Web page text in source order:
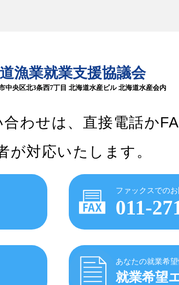
漁業就業支援協議会
中央区北3条西7丁目 北海道水産ビル 北海道水産会内
わせは、 直接電話か
が対応いたします。
ファックスでの
011-
あなたの就業希
就業希望